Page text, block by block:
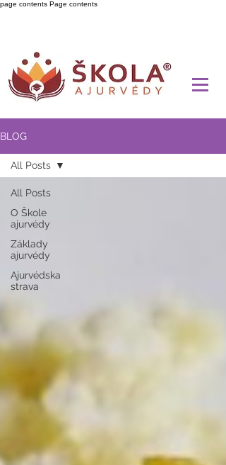
page contents Page contents
BLOG
All Posts
O Škole
ajurvédy
Základy
ajurvédy
Ajurvédska
strava
All Posts